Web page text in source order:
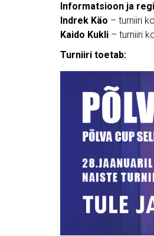
Informatsioon ja
Indrek Käo – turniiri
Kaido Kukli – turniiri
Turniiri toetab: